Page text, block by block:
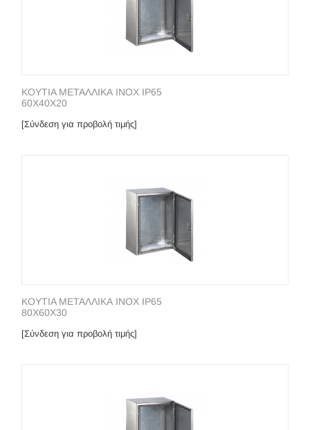
KOYTIA METAΛΛΙΚΑ INOX IP65
60X40X20
[Σύνδεση για προβολή τιμής]
KOYTIA METAΛΛΙΚΑ INOX IP65
80X60X30
[Σύνδεση για προβολή τιμής]